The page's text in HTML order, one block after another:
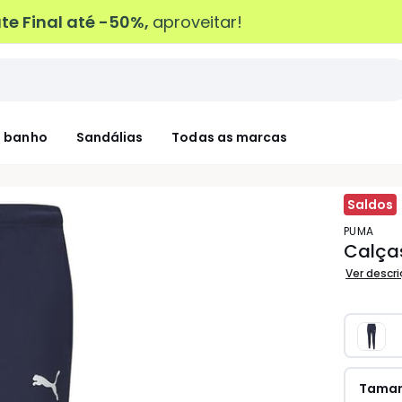
Final até -50%, aproveitar!
banho Sandálias Todas as marcas
Saldos
PUMA
Ver